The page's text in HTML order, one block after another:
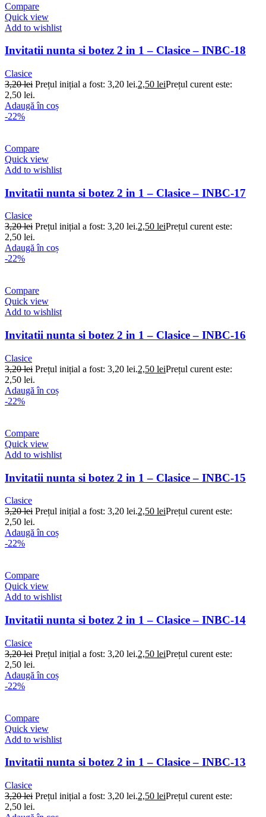
Compare
Quick view
Add to wishlist
Invitatii nunta si botez 2 in 1 – Clasice – INBC-18
Clasice
3,20lei Prețul inițial a fost: 3,20 lei.2,50 leiPrețul curent este:
2,50 lei.
Adaugă în coș
-22%
Compare
Quick view
Add to wishlist
Invitatii nunta si botez 2 in 1 – Clasice – INBC-17
Clasice
3,20lei Prețul inițial a fost: 3,20 lei.2,50 leiPrețul curent este:
2,50 lei.
Adaugă în coș
-22%
Compare
Quick view
Add to wishlist
Invitatii nunta si botez 2 in 1 – Clasice – INBC-16
Clasice
3,20lei Prețul inițial a fost: 3,20 lei.2,50 leiPrețul curent este:
2,50 lei.
Adaugă în coș
-22%
Compare
Quick view
Add to wishlist
Invitatii nunta si botez 2 in 1 – Clasice – INBC-15
Clasice
3,20lei Prețul inițial a fost: 3,20 lei.2,50 leiPrețul curent este:
2,50 lei.
Adaugă în coș
-22%
Compare
Quick view
Add to wishlist
Invitatii nunta si botez 2 in 1 – Clasice – INBC-14
Clasice
3,20lei Prețul inițial a fost: 3,20 lei.2,50 leiPrețul curent este:
2,50 lei.
Adaugă în coș
-22%
Compare
Quick view
Add to wishlist
Invitatii nunta si botez 2 in 1 – Clasice – INBC-13
Clasice
3,20lei Prețul inițial a fost: 3,20 lei.2,50 leiPrețul curent este:
2,50 lei.